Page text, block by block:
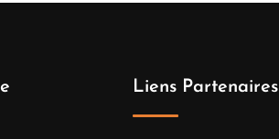
Liens Partenaires